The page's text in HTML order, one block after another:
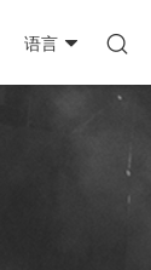
语言 